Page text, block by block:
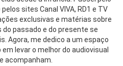
sites Canal VIVA, RD1 e TV
exclusivas e matérias sobre
passado e do presente se
Agora, me dedico a um espaço
levar o melhor do audiovisual
acompanham.